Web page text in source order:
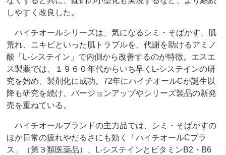
しやすく改良した。
ハイチオールシリーズは、気になるシミ・そばかす、肌
荒れ、ニキビといった肌トラブルを、代謝を助けるアミノ
酸「L‐システイン」で内側から改善するのが特徴。エスエ
ス製薬では、１９６０年代からいち早くL‐システインの研
究を始め、製剤化に成功。72年にハイチオールCが誕生以
降も研究を続け、バージョンアップやシリーズ製品の新発
売を重ねている。
ハイチオールブランドの主力品では、シミ・そばかすの
ほか日常の疲れやだるさにも効く「ハイチオールCプラ
ス」（第３類医薬品）、L‐システインとビタミンB2・B6